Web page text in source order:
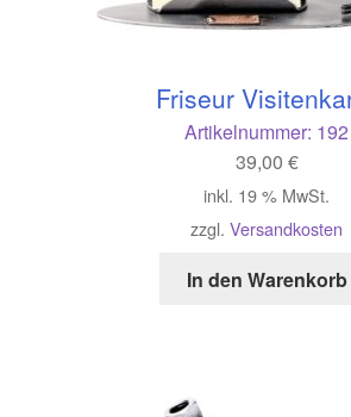
Friseur
Artikelnummer: 192
39,00 €
inkl. 19 % MwSt.
zzgl. Versandkosten
In den Warenkorb